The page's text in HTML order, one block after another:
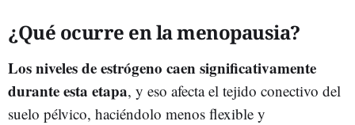
¿Qué ocurre en la menopausia?
Los niveles de estrógeno caen significativamente
durante esta etapa, y eso afecta el tejido conectivo del
suelo pélvico, haciéndolo menos flexible y